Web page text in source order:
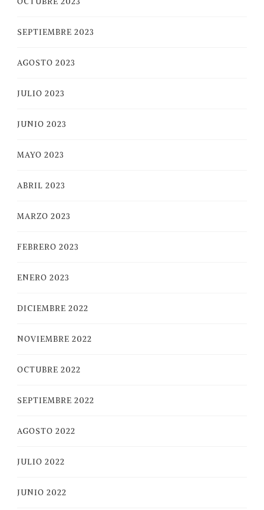
SEPTIEMBRE 2023
AGOSTO 2023
JULIO 2023
JUNIO 2023
MAYO 2023
ABRIL 2023
MARZO 2023
FEBRERO 2023
ENERO 2023
DICIEMBRE 2022
NOVIEMBRE 2022
OCTUBRE 2022
SEPTIEMBRE 2022
AGOSTO 2022
JULIO 2022
JUNIO 2022